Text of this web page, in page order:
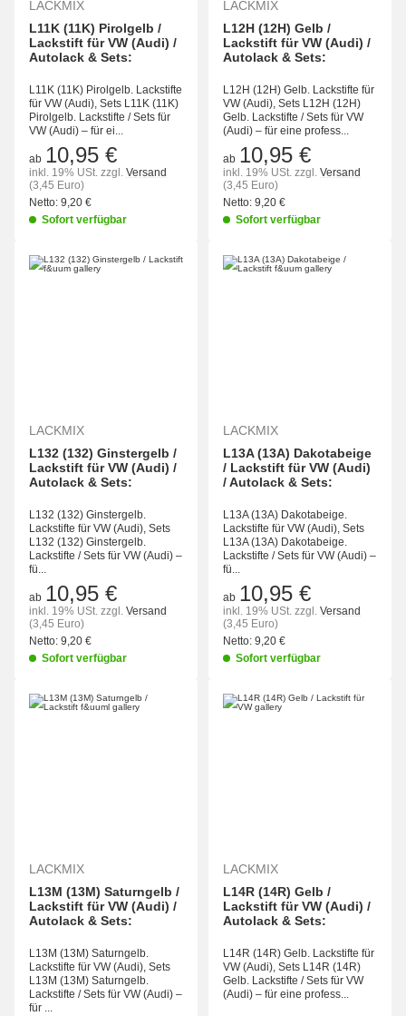
LACKMIX
L11K (11K) Pirolgelb /
Lackstift für VW (Audi) /
Autolack & Sets:
L11K (11K) Pirolgelb. Lackstifte
für VW (Audi), Sets L11K (11K)
Pirolgelb. Lackstifte / Sets für
VW (Audi) – für ei...
ab 10,95 €
inkl. 19% USt. zzgl. Versand
(3,45 Euro)
Netto: 9,20 €
Sofort verfügbar
LACKMIX
L12H (12H) Gelb /
Lackstift für VW (Audi) /
Autolack & Sets:
L12H (12H) Gelb. Lackstifte für
VW (Audi), Sets L12H (12H)
Gelb. Lackstifte / Sets für VW
(Audi) – für eine profess...
ab 10,95 €
inkl. 19% USt. zzgl. Versand
(3,45 Euro)
Netto: 9,20 €
Sofort verfügbar
LACKMIX
L132 (132) Ginstergelb /
Lackstift für VW (Audi) /
Autolack & Sets:
L132 (132) Ginstergelb.
Lackstifte für VW (Audi), Sets
L132 (132) Ginstergelb.
Lackstifte / Sets für VW (Audi) –
fü...
ab 10,95 €
inkl. 19% USt. zzgl. Versand
(3,45 Euro)
Netto: 9,20 €
Sofort verfügbar
LACKMIX
L13A (13A) Dakotabeige
/ Lackstift für VW (Audi)
/ Autolack & Sets:
L13A (13A) Dakotabeige.
Lackstifte für VW (Audi), Sets
L13A (13A) Dakotabeige.
Lackstifte / Sets für VW (Audi) –
fü...
ab 10,95 €
inkl. 19% USt. zzgl. Versand
(3,45 Euro)
Netto: 9,20 €
Sofort verfügbar
LACKMIX
L13M (13M) Saturngelb /
Lackstift für VW (Audi) /
Autolack & Sets:
L13M (13M) Saturngelb.
Lackstifte für VW (Audi), Sets
L13M (13M) Saturngelb.
Lackstifte / Sets für VW (Audi) –
für ...
LACKMIX
L14R (14R) Gelb /
Lackstift für VW (Audi) /
Autolack & Sets:
L14R (14R) Gelb. Lackstifte für
VW (Audi), Sets L14R (14R)
Gelb. Lackstifte / Sets für VW
(Audi) – für eine profess...